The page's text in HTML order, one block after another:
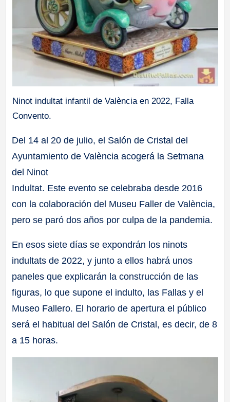
Ninot indultat infantil de València en 2022, Falla
Convento.
Del 14 al 20 de julio, el Salón de Cristal del
Ayuntamiento de València acogerá la Setmana
del Ninot
Indultat. Este evento se celebraba desde 2016
con la colaboración del Museu Faller de València,
pero se paró dos años por culpa de la pandemia.
En esos siete días se expondrán los ninots
indultats de 2022, y junto a ellos habrá unos
paneles que explicarán la construcción de las
figuras, lo que supone el indulto, las Fallas y el
Museo Fallero. El horario de apertura el público
será el habitual del Salón de Cristal, es decir, de 8
a 15 horas.